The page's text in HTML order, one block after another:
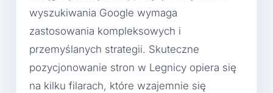
wyszukiwania Google wymaga
zastosowania kompleksowych i
przemyślanych strategii. Skuteczne
pozycjonowanie stron w Legnicy opiera się
na kilku filarach, które wzajemnie się